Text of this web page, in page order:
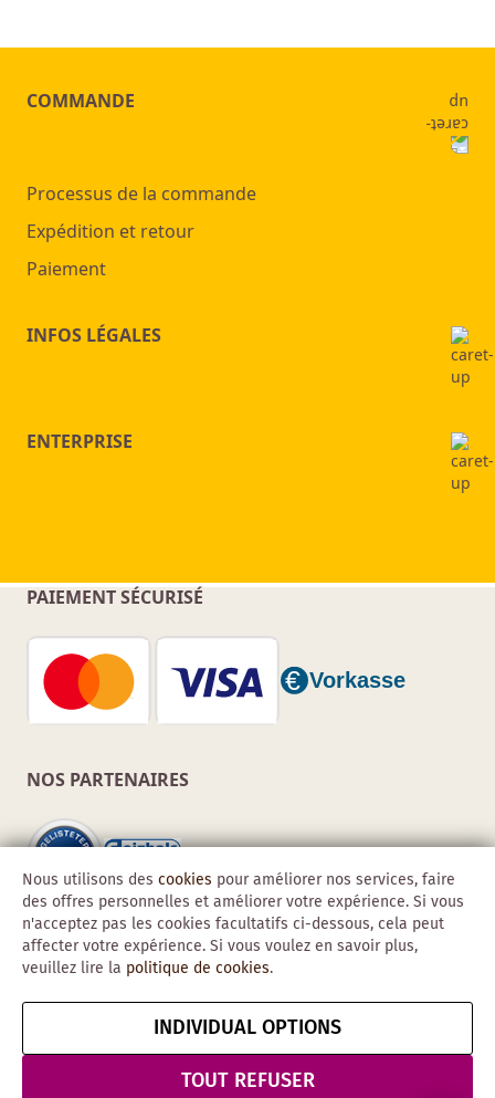
COMMANDE
Processus de la commande
Expédition et retour
Paiement
INFOS LÉGALES
ENTERPRISE
PAIEMENT SÉCURISÉ
NOS PARTENAIRES
Copyright © 2026 Obadis GmbH
MentionsCGVConfidentialité
& Sécurité
Résilier le contrat
Nous utilisons des cookies pour améliorer nos services, faire
des offres personnelles et améliorer votre expérience. Si vous
n'acceptez pas les cookies facultatifs ci-dessous, cela peut
affecter votre expérience. Si vous voulez en savoir plus,
veuillez lire la politique de cookies.
INDIVIDUAL OPTIONS
TOUT REFUSER